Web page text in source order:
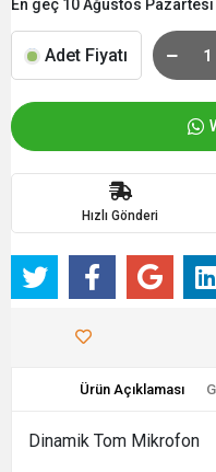
En geç 10 Ağustos
Adet Fiyatı
Hızlı Gönderi
Ürün Açıklaması
Dinamik Tom Mikrofon